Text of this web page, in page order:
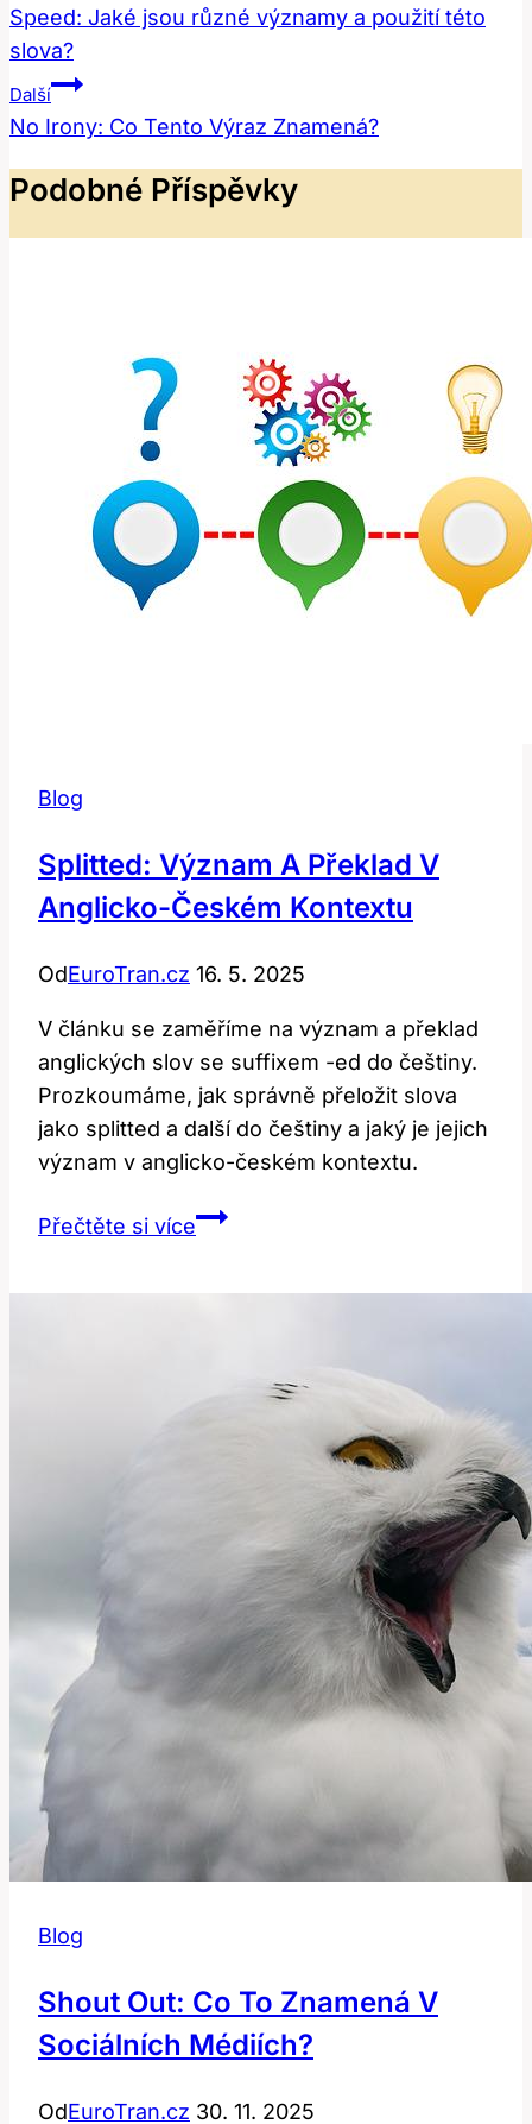
Pro
Příspěvek
Speed: Jaké jsou různé významy a použití této
slova?
Další
No Irony: Co Tento Výraz Znamená?
Podobné Příspěvky
Blog
Splitted: Význam A Překlad V
Anglicko-Českém Kontextu
OdEuroTran.cz 16. 5. 2025
V článku se zaměříme na význam a překlad
anglických slov se suffixem -ed do češtiny.
Prozkoumáme, jak správně přeložit slova
jako splitted a další do češtiny a jaký je jejich
význam v anglicko-českém kontextu.
Přečtěte si víceSplitted:
anglicko-
Blog
Shout Out: Co To Znamená V
Sociálních Médiích?
OdEuroTran.cz 30. 11. 2025